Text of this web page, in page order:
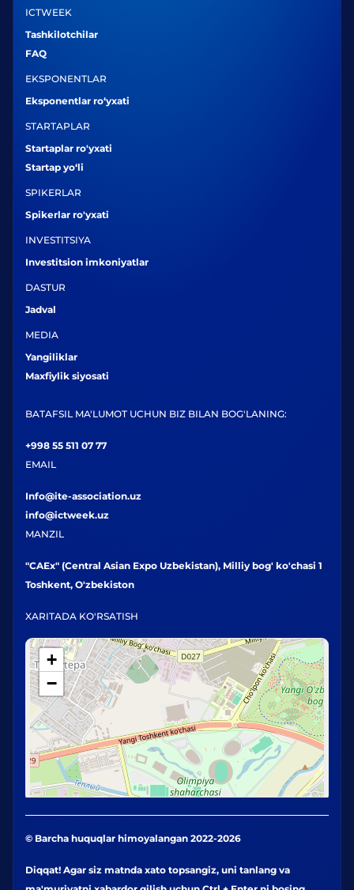
ICTWEEK
Tashkilotchilar
FAQ
EKSPONENTLAR
Eksponentlar ro‘yxati
STARTAPLAR
Startaplar ro'yxati
Startap yo‘li
SPIKERLAR
Spikerlar ro'yxati
INVESTITSIYA
Investitsion imkoniyatlar
DASTUR
Jadval
MEDIA
Yangiliklar
Maxfiylik siyosati
BATAFSIL MA'LUMOT UCHUN BIZ BILAN BOG'LANING:
+998 55 511 07 77
EMAIL
Info@ite-association.uz
info@ictweek.uz
MANZIL
"CAEx" (Central Asian Expo Uzbekistan), Milliy bog' ko'chasi 1
Toshkent, O'zbekiston
XARITADA KO'RSATISH
+
−
© Barcha huquqlar himoyalangan 2022-2026
Diqqat! Agar siz matnda xato topsangiz, uni tanlang va